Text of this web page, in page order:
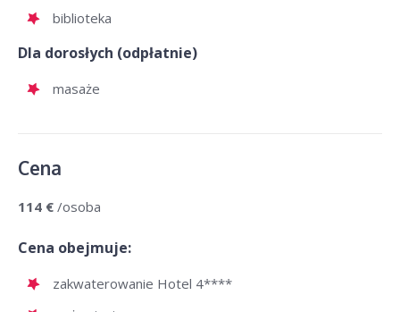
biblioteka
Dla dorosłych (odpłatnie)
masaże
Cena
114 € /osoba
Cena obejmuje:
zakwaterowanie Hotel 4****